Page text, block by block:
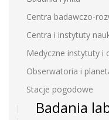
Centra badawczo-
Centra i instytuty
Medyczne instytuty i
Obserwatoria i
Stacje pogodowe
Badania